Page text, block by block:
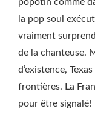
la pop soul
vraiment
de la chanteuse.
d’existence,
frontières. La
pour être signalé!